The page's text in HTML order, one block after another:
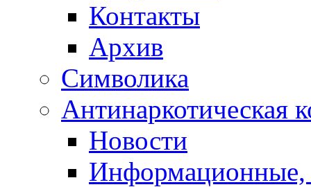
Контакты
Архив
Символика
Антинаркотическая
Новости
Информационные,